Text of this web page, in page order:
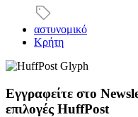
αστυνομικό
Κρήτη
Εγγραφείτε στο
επιλογές HuffPost